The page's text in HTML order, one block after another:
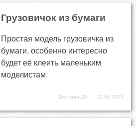
Грузовичок из бумаги
Простая модель грузовичка из
бумаги, особенно интересно
будет её клеить маленьким
моделистам.
Дмитрий ДА 10.04.2009